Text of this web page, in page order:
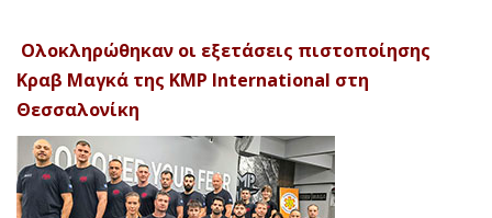
Ολοκληρώθηκαν οι εξετάσεις πιστοποίησης
Κραβ Μαγκά της KMP International στη
Θεσσαλονίκη